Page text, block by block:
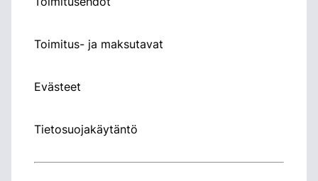
Toimitus- ja maksutavat
Evästeet
Tietosuojakäytäntö